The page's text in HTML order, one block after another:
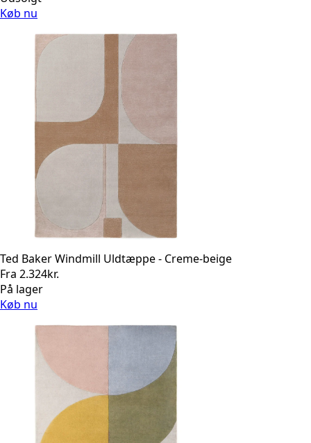
Køb nu
Ted Baker Windmill Uldtæppe - Creme-beige
Fra 2.324kr.
På lager
Køb nu